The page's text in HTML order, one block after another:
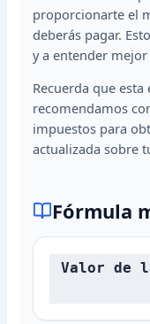
proporcionarte el
deberás pagar.
y a entender
Recuerda que
recomendamos
impuestos para
actualizada sobre
Fórmula
Valor de